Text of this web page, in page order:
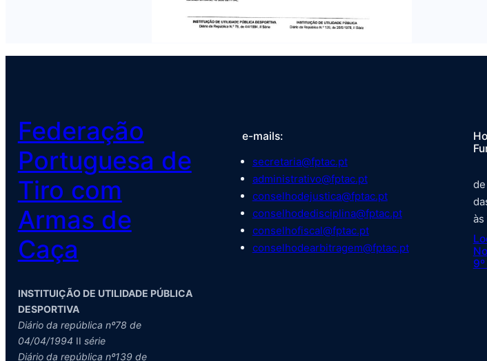
Federação
Portuguesa de
Tiro com
Armas de
Caça
INSTITUIÇÃO DE UTILIDADE PÚBLICA
DESPORTIVA
Diário da república nº78 de
04/04/1994 II série
Diário da república nº139 de
e-mails:
secretaria@fptac.pt
administrativo@fptac.pt
conselhodejustica@fptac.pt
conselhodedisciplina@fptac.pt
conselhofiscal@fptac.pt
conselhodearbitragem@fptac.pt
às
9º